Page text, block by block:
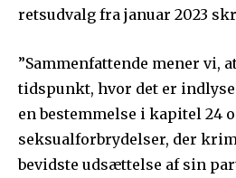
retsudvalg fra januar 2023
”Sammenfattende mener vi,
tidspunkt, hvor det er
en bestemmelse i kapitel 24
seksualforbrydelser, der
bevidste udsættelse af sin